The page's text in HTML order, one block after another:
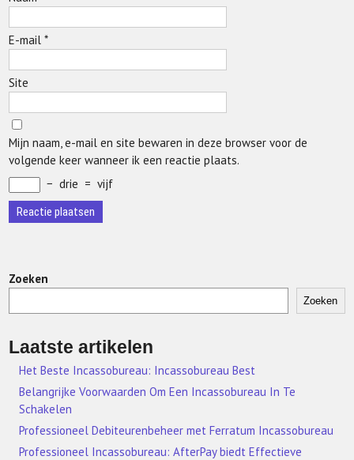
E-mail*
Site
Mijn naam, e-mail en site bewaren in deze browser voor de
volgende keer wanneer ik een reactie plaats.
− drie = vijf
Zoeken
Zoeken
Laatste artikelen
Het Beste Incassobureau: Incassobureau Best
Belangrijke Voorwaarden Om Een Incassobureau In Te
Schakelen
Professioneel Debiteurenbeheer met Ferratum Incassobureau
Professioneel Incassobureau: AfterPay biedt Effectieve